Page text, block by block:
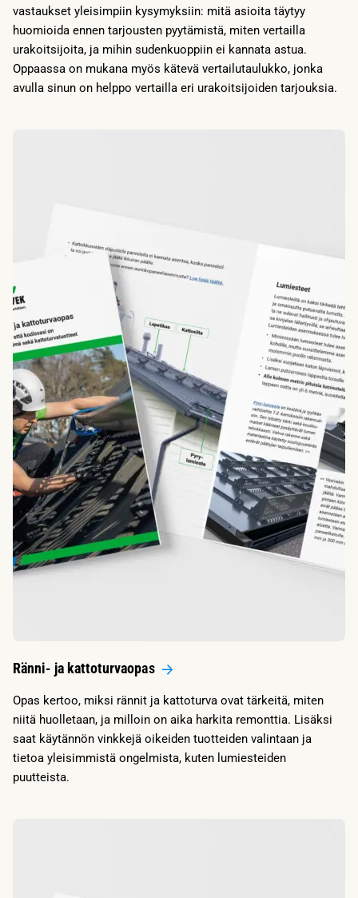
vastaukset yleisimpiin kysymyksiin: mitä asioita täytyy
huomioida ennen tarjousten pyytämistä, miten vertailla
urakoitsijoita, ja mihin sudenkuoppiin ei kannata astua.
Oppaassa on mukana myös kätevä vertailutaulukko, jonka
avulla sinun on helppo vertailla eri urakoitsijoiden tarjouksia.
Ränni- ja kattoturvaopas
Opas kertoo, miksi rännit ja kattoturva ovat tärkeitä, miten
niitä huolletaan, ja milloin on aika harkita remonttia. Lisäksi
saat käytännön vinkkejä oikeiden tuotteiden valintaan ja
tietoa yleisimmistä ongelmista, kuten lumiesteiden
puutteista.